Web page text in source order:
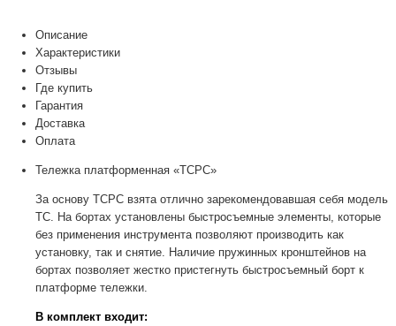
Описание
Характеристики
Отзывы
Где купить
Гарантия
Доставка
Оплата
Тележка платформенная «ТСРС»
За основу ТСРС взята отлично зарекомендовавшая себя модель
ТС. На бортах установлены быстросъемные элементы, которые
без применения инструмента позволяют производить как
установку, так и снятие. Наличие пружинных кронштейнов на
бортах позволяет жестко пристегнуть быстросъемный борт к
платформе тележки.
В комплект входит: